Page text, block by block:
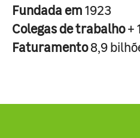
Fundada em1923
Colegas de trabalho+
Faturamento8,9